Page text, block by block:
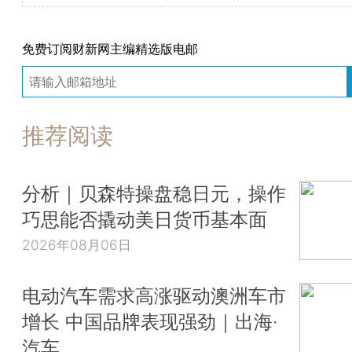
免费订阅财新网主编精选版电邮
推荐阅读
分析｜贝森特操盘稳日元，操作
巧思能否撬动美日货币基本面
2026年08月06日
电动汽车需求高涨驱动澳洲车市
增长 中国品牌表现强劲｜出海·
汽车